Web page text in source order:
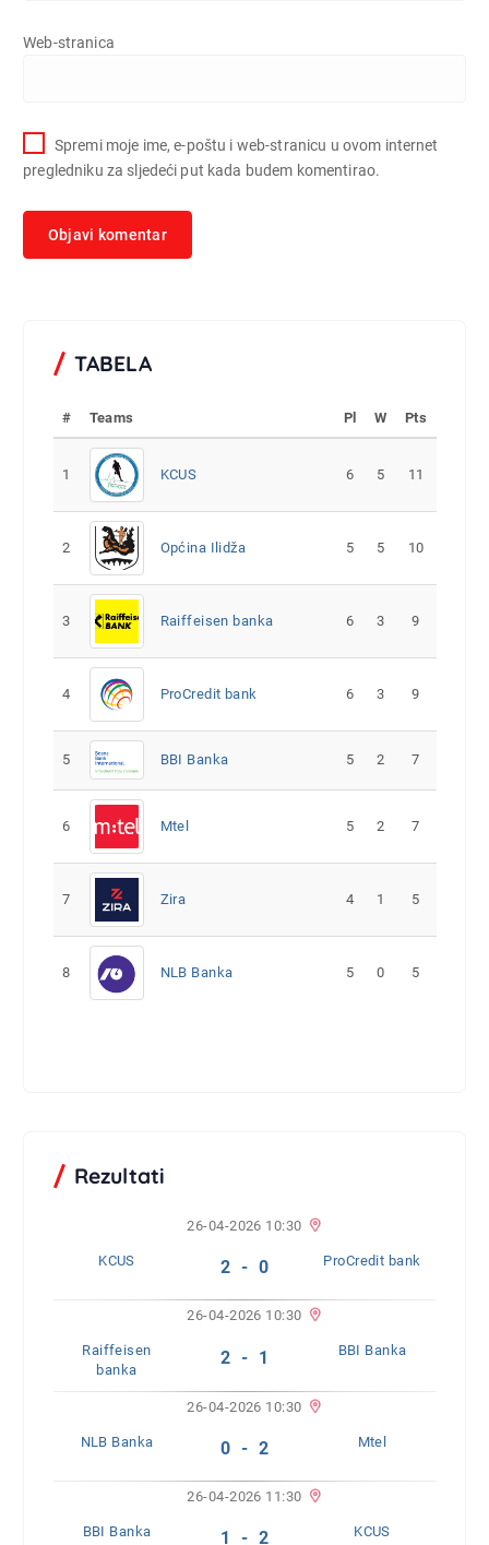
Web-stranica
Spremi moje ime, e-poštu i web-stranicu u ovom internet
pregledniku za sljedeći put kada budem komentirao.
TABELA
# Teams Pl W Pts
1 KCUS 6 5 11
2 Općina Ilidža 5 5 10
3 Raiffeisen banka 6 3 9
4 ProCredit bank 6 3 9
5 BBI Banka 5 2 7
6 Mtel 5 2 7
7 Zira 4 1 5
8 NLB Banka 5 0 5
Rezultati
26-04-2026 10:30
KCUS 2 - 0 ProCredit bank
26-04-2026 10:30
Raiffeisen
banka
2 - 1 BBI Banka
26-04-2026 10:30
NLB Banka 0 - 2 Mtel
26-04-2026 11:30
BBI Banka 1 - 2 KCUS